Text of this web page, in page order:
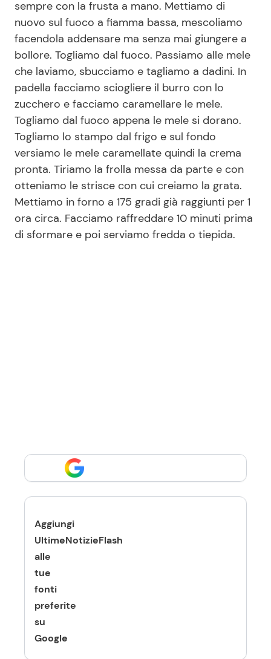
sempre con la frusta a mano. Mettiamo di
nuovo sul fuoco a fiamma bassa, mescoliamo
facendola addensare ma senza mai giungere a
bollore. Togliamo dal fuoco. Passiamo alle mele
che laviamo, sbucciamo e tagliamo a dadini. In
padella facciamo sciogliere il burro con lo
zucchero e facciamo caramellare le mele.
Togliamo dal fuoco appena le mele si dorano.
Togliamo lo stampo dal frigo e sul fondo
versiamo le mele caramellate quindi la crema
pronta. Tiriamo la frolla messa da parte e con
otteniamo le strisce con cui creiamo la grata.
Mettiamo in forno a 175 gradi già raggiunti per 1
ora circa. Facciamo raffreddare 10 minuti prima
di sformare e poi serviamo fredda o tiepida.
Aggiungi
UltimeNotizieFlash
alle
tue
fonti
preferite
su
Google